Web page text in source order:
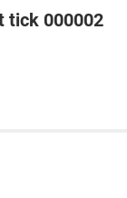
tick 000002